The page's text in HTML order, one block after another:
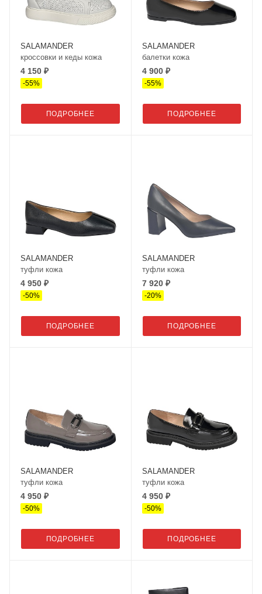
SALAMANDER
кроссовки и кеды кожа
4 150 ₽
-55%
ПОДРОБНЕЕ
SALAMANDER
балетки кожа
4 900 ₽
-55%
ПОДРОБНЕЕ
SALAMANDER
туфли кожа
4 950 ₽
-50%
ПОДРОБНЕЕ
SALAMANDER
туфли кожа
7 920 ₽
-20%
ПОДРОБНЕЕ
SALAMANDER
туфли кожа
4 950 ₽
-50%
ПОДРОБНЕЕ
SALAMANDER
туфли кожа
4 950 ₽
-50%
ПОДРОБНЕЕ